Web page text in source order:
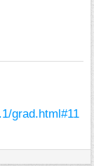
grad.html#11